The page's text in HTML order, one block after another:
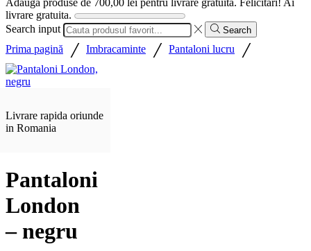
Adauga produse de 700,00 lei pentru livrare gratuita. Felicitari! Ai
livrare gratuita.
Search input
Search
Prima pagină / Imbracaminte / Pantaloni lucru /
Livrare rapida oriunde
in Romania
Pantaloni
London
– negru